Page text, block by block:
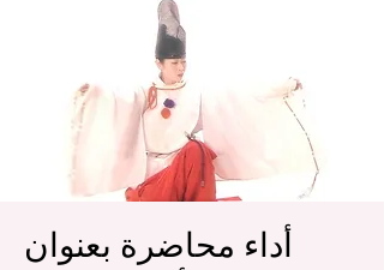
أداء محاضرة بعنوان